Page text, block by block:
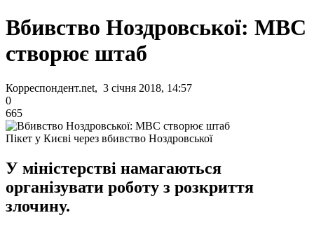
Вбивство Ноздровської: МВС
створює штаб
Корреспондент.net, 3 січня 2018, 14:57
0
665
Пікет у Києві через вбивство Ноздровської
У міністерстві намагаються
організувати роботу з розкриття
злочину.